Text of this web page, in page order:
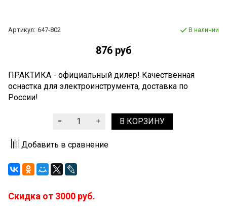
Артикул: 647-802 В наличии
876 руб
ПРАКТИКА - официальный дилер! Качественная
оснастка для электроинструмента, доставка по
России!
В КОРЗИНУ
Добавить в сравнение
Скидка от 3000 руб.